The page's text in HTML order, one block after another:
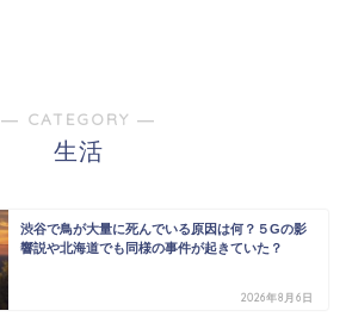
― CATEGORY ―
生活
渋谷で鳥が大量に死んでいる原因は何？５Gの影
響説や北海道でも同様の事件が起きていた？
2026年8月6日